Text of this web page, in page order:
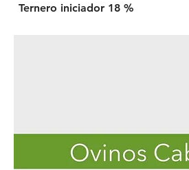
Ternero iniciador 18 %